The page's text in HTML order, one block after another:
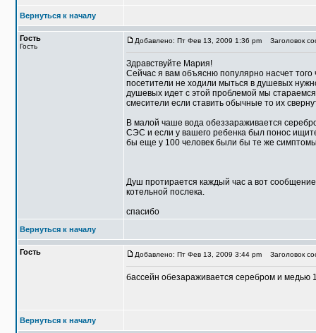
Вернуться к началу
Гость
Гость
Добавлено: Пт Фев 13, 2009 1:36 pm Заголовок
Здравствуйте Мария!
Сейчас я вам объясню популярно насчет
посетители не ходили мыться в душевых
душевых идет с этой проблемой мы
смесители если ставить обычные то их
В малой чаше вода обеззараживается
СЭС и если у вашего ребенка был понос ищите
бы еще у 100 человек были бы те же
Душ протирается каждый час а вот
котельной послека.
спасибо
Вернуться к началу
Гость Добавлено: Пт Фев 13, 2009 3:44 pm Заголовок
бассейн обезараживается серебром и медью
Вернуться к началу